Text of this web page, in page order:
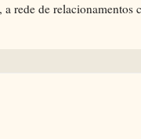
rede de relacionamentos